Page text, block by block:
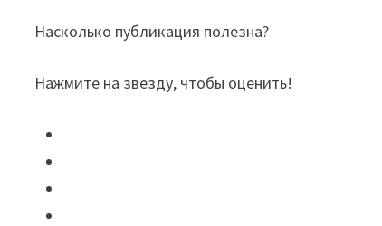
Насколько публикация полезна?
Нажмите на звезду, чтобы оценить!